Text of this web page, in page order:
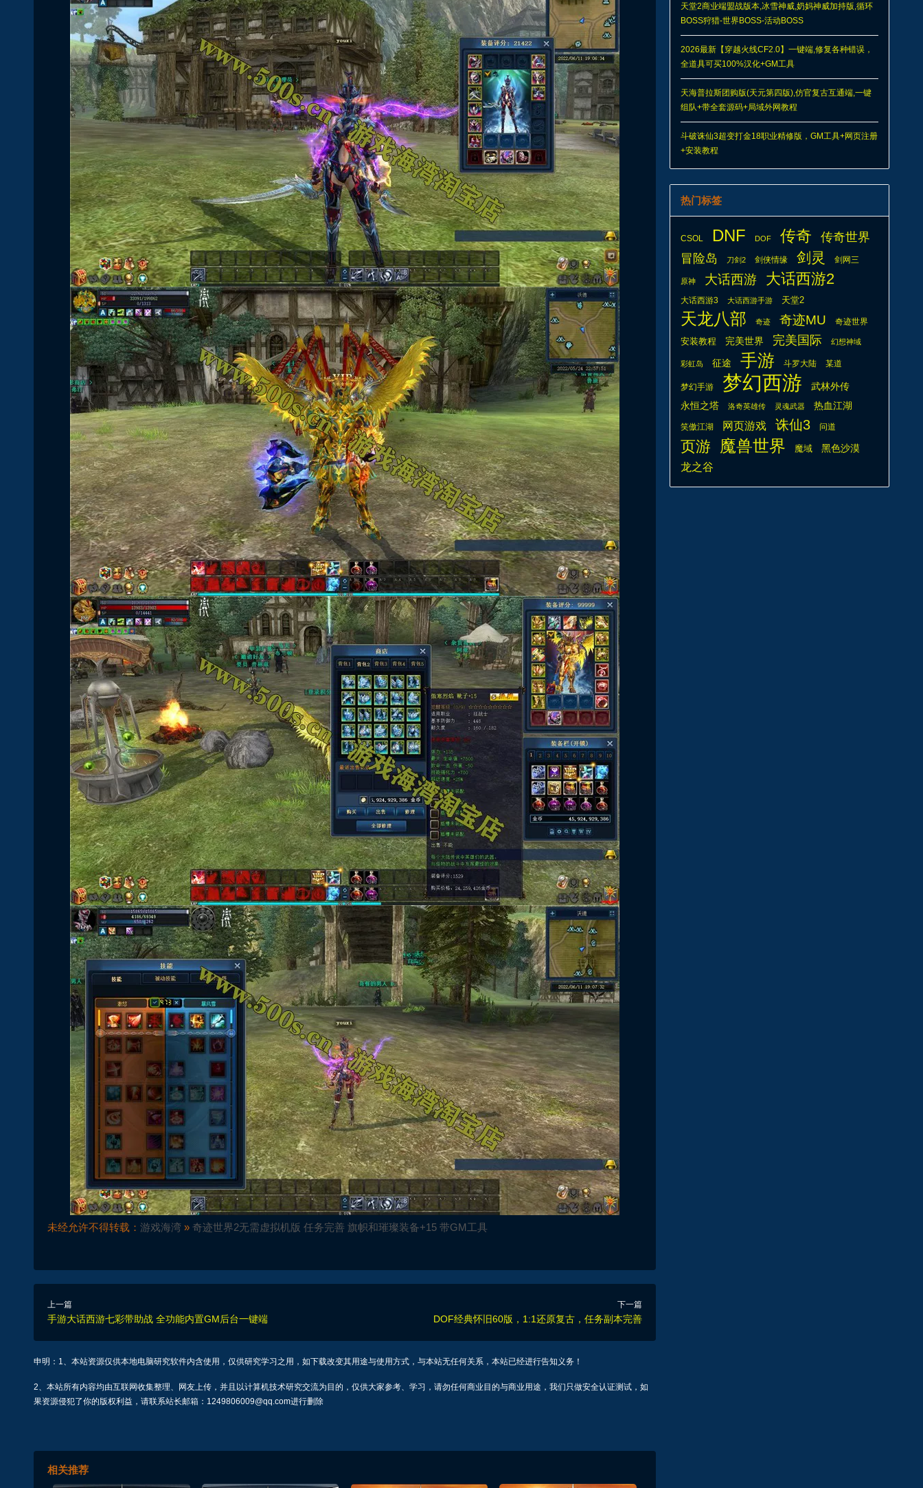
未经允许不得转载： 游戏海湾» 奇迹世界2无需虚拟机版 任务完善 旗帜和璀璨装备+15 带GM工具
上一篇
手游大话西游七彩带助战 全功能内置GM后台一键端
下一篇
DOF经典怀旧60版，1:1还原复古，任务副本完善
申明：1、本站资源仅供本地电脑研究软件内含使用，仅供研究学习之用，如下载改变其用途与使用方式，与本站无任何关系，本站已经进行告知义务！
2、本站所有内容均由互联网收集整理、网友上传，并且以计算机技术研究交流为目的，仅供大家参考、学习，请勿任何商业目的与商业用途，我们只做安全认证测试，如
果资源侵犯了你的版权利益，请联系站长邮箱：1249806009@qq.com进行删除
相关推荐
天堂2商业端盟战版本,冰雪神威,奶妈神威加持版,循环
BOSS狩猎-世界BOSS-活动BOSS
2026最新【穿越火线CF2.0】一键端,修复各种错误，
全道具可买100%汉化+GM工具
天海普拉斯团购版(天元第四版),仿官复古互通端,一键
组队+带全套源码+局域外网教程
斗破诛仙3超变打金18职业精修版，GM工具+网页注册
+安装教程
热门标签
CSOL DNF DOF 传奇 传奇世界
冒险岛 刀剑2 剑侠情缘 剑灵 剑网三
原神 大话西游 大话西游2
大话西游3 大话西游手游 天堂2
天龙八部 奇迹 奇迹MU 奇迹世界
安装教程 完美世界 完美国际 幻想神域
彩虹岛 征途 手游 斗罗大陆 某道
梦幻手游 梦幻西游
武林外传
永恒之塔
洛奇英雄传 灵魂武器 热血江湖
笑傲江湖 网页游戏 诛仙3 问道
页游 魔兽世界 魔域 黑色沙漠
龙之谷